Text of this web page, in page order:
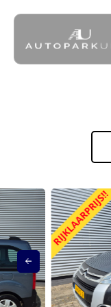
Aanbod
Over ons
Verkocht
Contact